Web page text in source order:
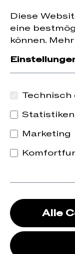
springen
auf die erste
2025
Weiss
Diese
eine
können.
Statistiken
Marketing
Alle